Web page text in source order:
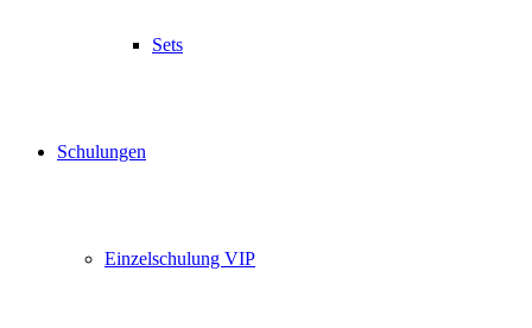
Sets
Schulungen
Einzelschulung VIP